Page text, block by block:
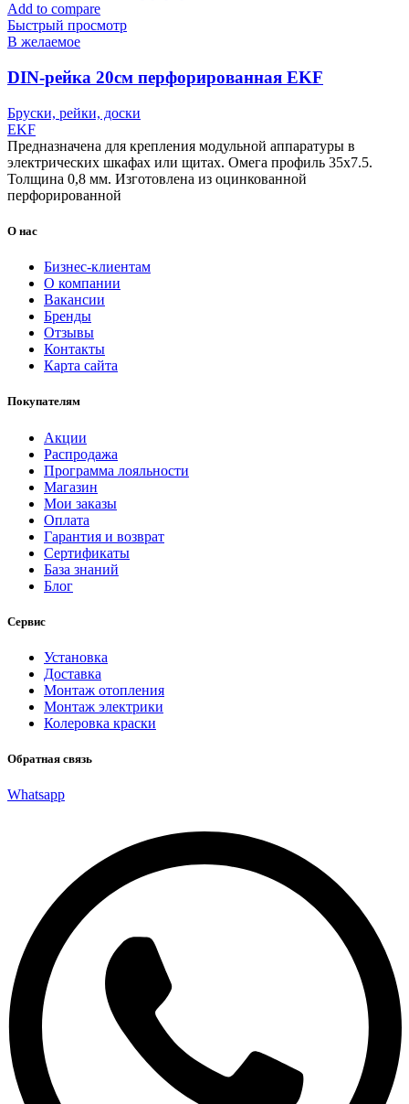
Add to compare
Быстрый просмотр
В желаемое
DIN-рейка 20см перфорированная EKF
Бруски, рейки, доски
EKF
Предназначена для крепления модульной аппаратуры в
электрических шкафах или щитах. Омега профиль 35х7.5.
Толщина 0,8 мм. Изготовлена из оцинкованной
перфорированной
О нас
Бизнес-клиентам
О компании
Вакансии
Бренды
Отзывы
Контакты
Карта сайта
Покупателям
Акции
Распродажа
Программа лояльности
Магазин
Мои заказы
Оплата
Гарантия и возврат
Сертификаты
База знаний
Блог
Сервис
Установка
Доставка
Монтаж отопления
Монтаж электрики
Колеровка краски
Обратная связь
Whatsapp